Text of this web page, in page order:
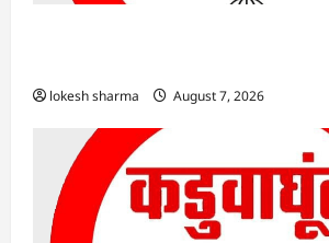
lokesh sharma August 7, 2026